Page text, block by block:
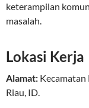
keterampilan
masalah.
Lokasi Kerja
Alamat: Kecamatan
Riau, ID.